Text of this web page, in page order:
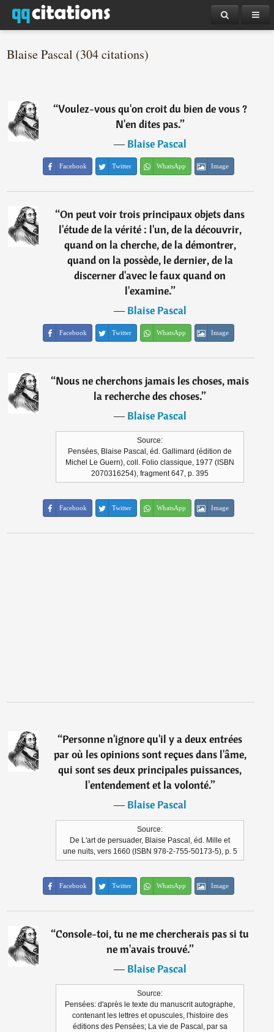
Blaise Pascal (304 citations)
“Voulez-vous qu'on croit du bien de vous ?
N'en dites pas.”
―Blaise Pascal
Facebook Twitter WhatsApp Image
“On peut voir trois principaux objets dans
l'étude de la vérité : l'un, de la découvrir,
quand on la cherche, de la démontrer,
quand on la possède, le dernier, de la
discerner d'avec le faux quand on
l'examine.”
―Blaise Pascal
Facebook Twitter WhatsApp Image
“Nous ne cherchons jamais les choses, mais
la recherche des choses.”
―Blaise Pascal
Source:
Pensées, Blaise Pascal, éd. Gallimard (édition de
Michel Le Guern), coll. Folio classique, 1977 (ISBN
2070316254), fragment 647, p. 395
Facebook Twitter WhatsApp Image
“Personne n'ignore qu'il y a deux entrées
par où les opinions sont reçues dans l'âme,
qui sont ses deux principales puissances,
l'entendement et la volonté.”
―Blaise Pascal
Source:
De L'art de persuader, Blaise Pascal, éd. Mille et
une nuits, vers 1660 (ISBN 978-2-755-50173-5), p. 5
Facebook Twitter WhatsApp Image
“Console-toi, tu ne me chercherais pas si tu
ne m'avais trouvé.”
―Blaise Pascal
Source:
Pensées: d'après le texte du manuscrit autographe,
contenant les lettres et opuscules, l'histoire des
éditions des Pensées; La vie de Pascal, par sa